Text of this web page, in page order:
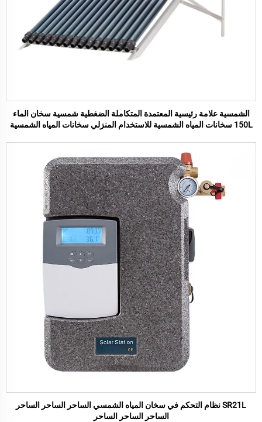
الشمسية علامة رئيسية المعتمدة المتكاملة الضغطية شمسية سخان الماء
150L سخانات المياه الشمسية للاستخدام المنزلي سخانات المياه الشمسية
SR21L نظام التحكم في سخان المياه الشمسي الساحر الساحر الساحر
الساحر الساحر الساحر